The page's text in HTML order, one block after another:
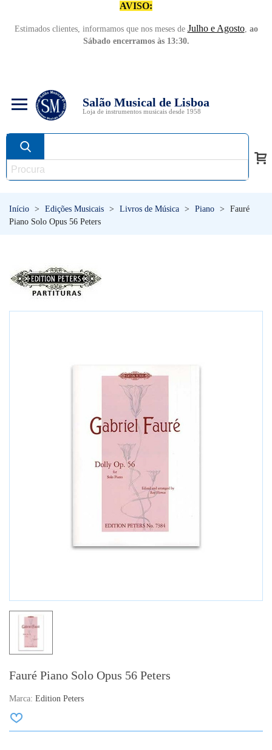
AVISO:
Estimados clientes, informamos que nos meses de Julho e Agosto, ao
Sábado encerramos às 13:30.
Salão Musical de Lisboa
Loja de instrumentos musicais desde 1958
Início > Edições Musicais > Livros de Música > Piano >
Fauré
Piano Solo Opus 56 Peters
Fauré Piano Solo Opus 56 Peters
Marca: Edition Peters